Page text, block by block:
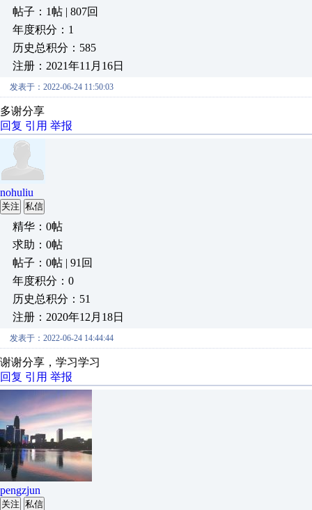
帖子：1帖 | 807回
年度积分：1
历史总积分：585
注册：2021年11月16日
发表于：2022-06-24 11:50:03
多谢分享
回复 引用 举报
nohuliu
关注 私信
精华：0帖
求助：0帖
帖子：0帖 | 91回
年度积分：0
历史总积分：51
注册：2020年12月18日
发表于：2022-06-24 14:44:44
谢谢分享，学习学习
回复 引用 举报
pengzjun
关注 私信